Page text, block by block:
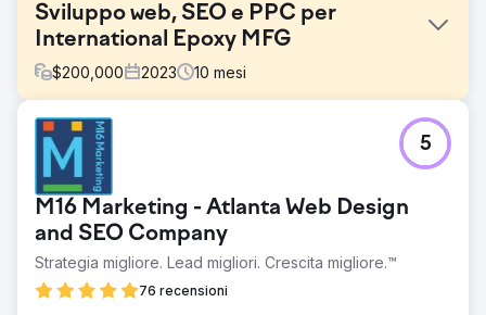
Sviluppo web, SEO e PPC per
International Epoxy MFG
$200,000 2023 10 mesi
Sfida
Crea un nuovo marchio epossidico incentrato sul
consumatore dal nostro produttore B2B aziendale.
Soluzione
Perfect Afternoon ha sviluppato un nuovo sito Web di
Entropy Resin con programmazione backend
personalizzata su WordPress e WooCommerce. Lo hanno
integrato con il nostro ERP e Salesforce CRM, hanno
M16 Marketing - Atlanta Web Design
and SEO Company
Strategia migliore. Lead migliori. Crescita migliore.™
76 recensioni
5